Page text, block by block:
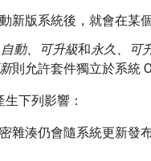
新版系統後，就會在某
自動、可升級和永久、可
則允許套件獨立於系統
生下列影響：
雜湊仍會隨系統更新發